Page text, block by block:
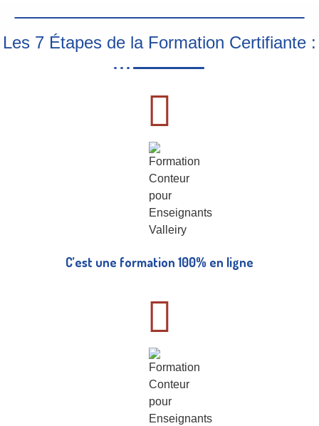
Les 7 Étapes de la Formation Certifiante :
C’est une formation 100% en ligne